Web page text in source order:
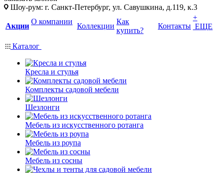
Шоу-рум: г. Санкт-Петербург, ул. Савушкина, д.119, к.3
Акции
О компании
Коллекции
Как
купить?
Контакты
+
ЕЩЕ
Каталог
Кресла и стулья
Комплекты садовой мебели
Шезлонги
Мебель из искусственного ротанга
Мебель из роупа
Мебель из сосны